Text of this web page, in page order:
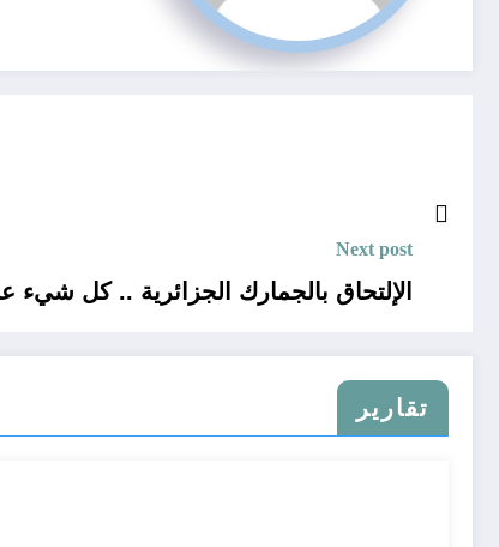
Next post
الإلتحاق بالجمارك الجزائرية .. كل شيء
تقارير